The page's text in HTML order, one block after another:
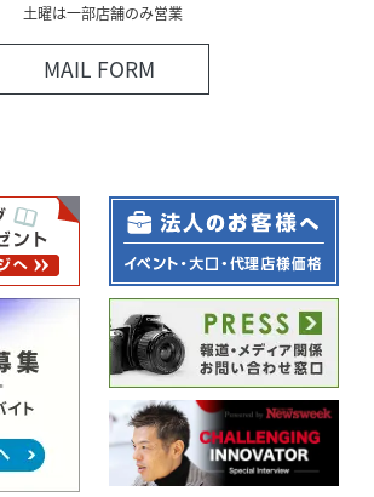
土曜は一部店舗のみ営業
MAIL FORM